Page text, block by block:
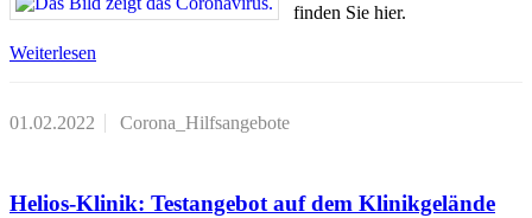
finden Sie hier.
Weiterlesen
01.02.2022 Corona_Hilfsangebote
Helios-Klinik: Testangebot auf dem Klinikgelände